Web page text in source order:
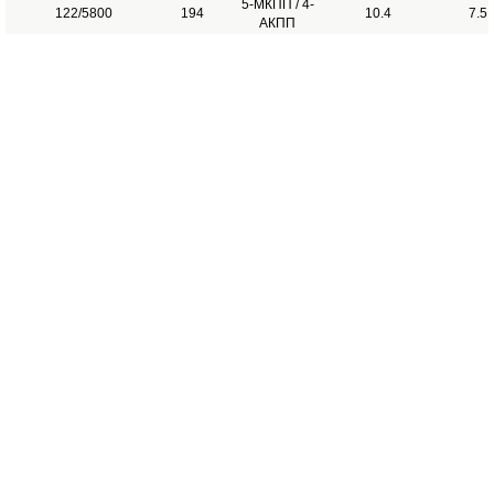
122/5800 194
5-МКПП / 4-
АКПП
10.4 7.5